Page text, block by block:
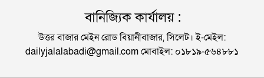
বানিজ্যিক কার্যালয় :
উত্তর বাজার মেইন রোড বিয়ানীবাজার, সিলেট। ই-মেইল:
dailyjalalabadi@gmail.com মোবাইল: ০১৮১৯-৫৬৪৮৮১